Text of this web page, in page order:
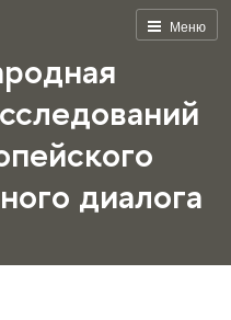
Меню
диалога